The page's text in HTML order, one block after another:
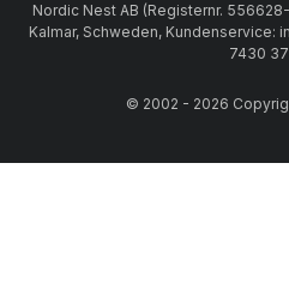
Nordic Nest AB (Registernr.
Kalmar, Schweden, Kundenservice:
7430
© 2002 - 2026